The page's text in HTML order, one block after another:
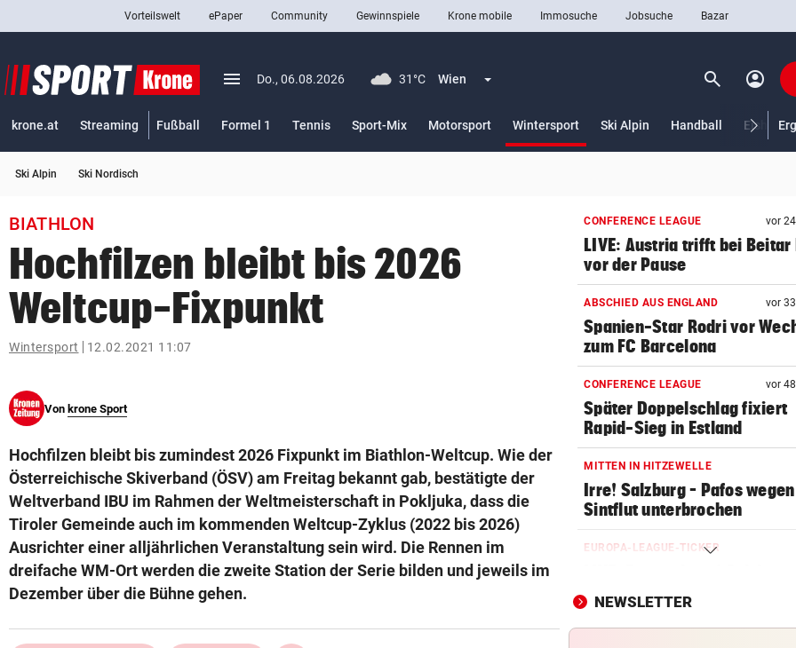
closeSchließen
Abonnieren
bookmark
search
Suchbegriff
eingeben
© Krone Multimedia GmbH & Co KG 2026
Vorteilswelt ePaper Community Gewinnspiele Krone mobile Immosuche Jobsuche Bazar
menu Menü aufklappen
Do., 06.08.2026 31°C Wien Menü aufklappen search Suchen
account_circle
krone.at Streaming Fußball Formel 1 Tennis Sport-Mix Motorsport Wintersport
Ski Alpin
Handball
Ski Alpin Ski Nordisch
BIATHLON
Hochfilzen bleibt bis 2026
Weltcup-Fixpunkt
Wintersport 12.02.2021 11:07
Von krone Sport
Hochfilzen bleibt bis zumindest 2026 Fixpunkt im Biathlon-Weltcup. Wie der
Österreichische Skiverband (ÖSV) am Freitag bekannt gab, bestätigte der
Weltverband IBU im Rahmen der Weltmeisterschaft in Pokljuka, dass die
Tiroler Gemeinde auch im kommenden Weltcup-Zyklus (2022 bis 2026)
Ausrichter einer alljährlichen Veranstaltung sein wird. Die Rennen im
dreifache WM-Ort werden die zweite Station der Serie bilden und jeweils im
Dezember über die Bühne gehen.
CONFERENCE LEAGUE vor
LIVE: Austria trifft bei Beitar
vor der Pause
ABSCHIED AUS ENGLAND vor
Spanien-Star Rodri vor
zum FC Barcelona
CONFERENCE LEAGUE vor
Später Doppelschlag fixiert
Rapid-Sieg in Estland
MITTEN IN HITZEWELLE
Irre! Salzburg – Pafos wegen
Sintflut unterbrochen
EUROPA-LEAGUE-TICKER
Pafos unterbrochen
WUNDER MUSS HER
NEWSLETTER